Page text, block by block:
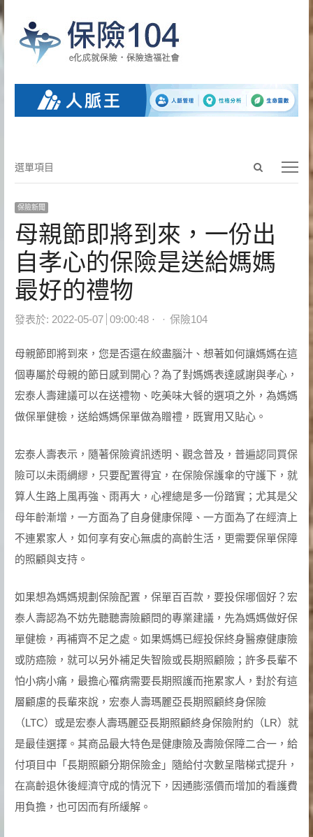
Open
search
選
項
目
選單項目
保險新聞
母親節即將到來，一份出
自孝心的保險是送給媽媽
最好的禮物
發表於: 2022-05-07 09:00:48 Author
保險104
母親節即將到來，您是否還在絞盡腦汁、想著如何讓媽媽在這
個專屬於母親的節日感到開心？為了對媽媽表達感謝與孝心，
宏泰人壽建議可以在送禮物、吃美味大餐的選項之外，為媽媽
做保單健檢，送給媽媽保單做為贈禮，既實用又貼心。
宏泰人壽表示，隨著保險資訊透明、觀念普及，普遍認同買保
險可以未雨綢繆，只要配置得宜，在保險保護傘的守護下，就
算人生路上風再強、雨再大，心裡總是多一份踏實；尤其是父
母年齡漸增，一方面為了自身健康保障、一方面為了在經濟上
不連累家人，如何享有安心無虞的高齡生活，更需要保單保障
的照顧與支持。
如果想為媽媽規劃保險配置，保單百百款，要投保哪個好？宏
泰人壽認為不妨先聽聽壽險顧問的專業建議，先為媽媽做好保
單健檢，再補齊不足之處。如果媽媽已經投保終身醫療健康險
或防癌險，就可以另外補足失智險或長期照顧險；許多長輩不
怕小病小痛，最擔心罹病需要長期照護而拖累家人，對於有這
層顧慮的長輩來說，宏泰人壽瑪麗亞長期照顧終身保險
（LTC）或是宏泰人壽瑪麗亞長期照顧終身保險附約（LR）就
是最佳選擇。其商品最大特色是健康險及壽險保障二合一，給
付項目中「長期照顧分期保險金」隨給付次數呈階梯式提升，
在高齡退休後經濟守成的情況下，因通膨漲價而增加的看護費
用負擔，也可因而有所緩解。